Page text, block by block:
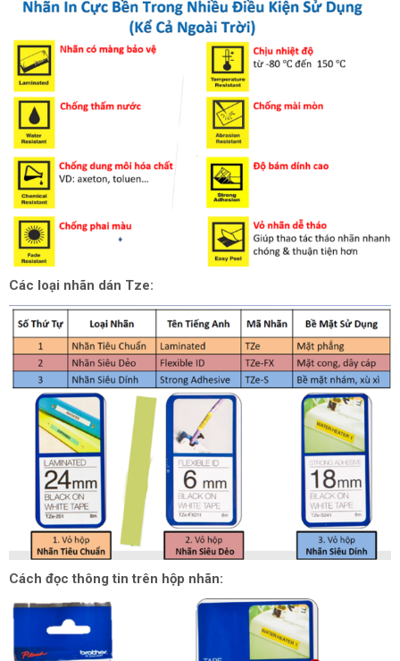
Các loại nhãn dán Tze:
Cách đọc thông tin trên hộp nhãn: